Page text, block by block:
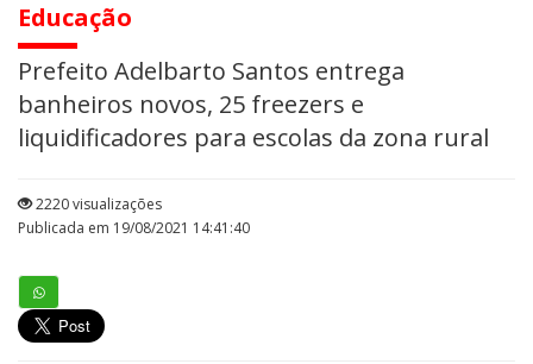
Educação
Prefeito Adelbarto Santos entrega
banheiros novos, 25 freezers e
liquidificadores para escolas da zona rural
2220 visualizações
Publicada em 19/08/2021 14:41:40